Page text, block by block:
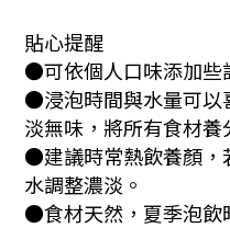
貼心提醒
●可依個人口味添加些
●浸泡時間與水量可以
淡無味，將所有食材養
●建議時常熱飲養顏，
水調整濃淡。
●食材天然，夏季泡飲